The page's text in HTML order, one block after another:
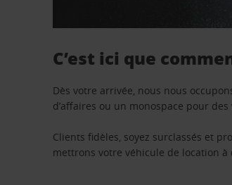
C’est ici que
Dès votre arrivée, nous nous
d’affaires ou un monospace pour
Clients fidèles, soyez surclassés et
mettrons votre véhicule de location à